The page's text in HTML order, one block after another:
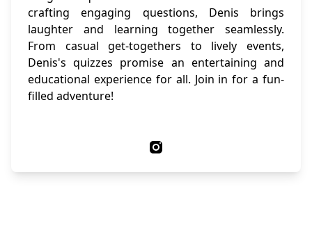
crafting engaging questions, Denis brings
laughter and learning together seamlessly.
From casual get-togethers to lively events,
Denis's quizzes promise an entertaining and
educational experience for all. Join in for a fun-
filled adventure!